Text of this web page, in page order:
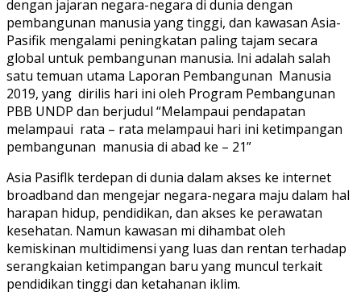
dengan jajaran negara-negara di dunia dengan
pembangunan manusia yang tinggi, dan kawasan Asia-
Pasifik mengalami peningkatan paling tajam secara
global untuk pembangunan manusia. lni adalah salah
satu temuan utama Laporan Pembangunan Manusia
2019, yang dirilis hari ini oleh Program Pembangunan
PBB UNDP dan berjudul “Melampaui pendapatan
melampaui rata – rata melampaui hari ini ketimpangan
pembangunan manusia di abad ke – 21”
Asia Pasiflk terdepan di dunia dalam akses ke internet
broadband dan mengejar negara-negara maju dalam hal
harapan hidup, pendidikan, dan akses ke perawatan
kesehatan. Namun kawasan mi dihambat oleh
kemiskinan multidimensi yang luas dan rentan terhadap
serangkaian ketimpangan baru yang muncul terkait
pendidikan tinggi dan ketahanan iklim.